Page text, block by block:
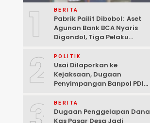
1 BERITA
Pabrik Pailit Dibobol: Aset
Agunan Bank BCA Nyaris
Digondol, Tiga Pelaku
Pasuruan
2 POLITIK
Usai Dilaporkan ke
Kejaksaan, Dugaan
Penyimpangan Banpol PDIP
Tuntas “6 Eks Ketua PAC
Cabut Laporan”
BERITA
Dugaan Penggelapan Dana
Kas Pasar Desa Jadi